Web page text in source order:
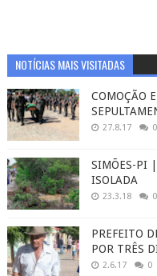
NOTÍCIAS MAIS VISITADAS
COMOÇÃO
27.8.17 0
SIMÕES-PI |
ISOLADA
23.3.18 0
PREFEITO
POR TRÊS
2.6.17 0